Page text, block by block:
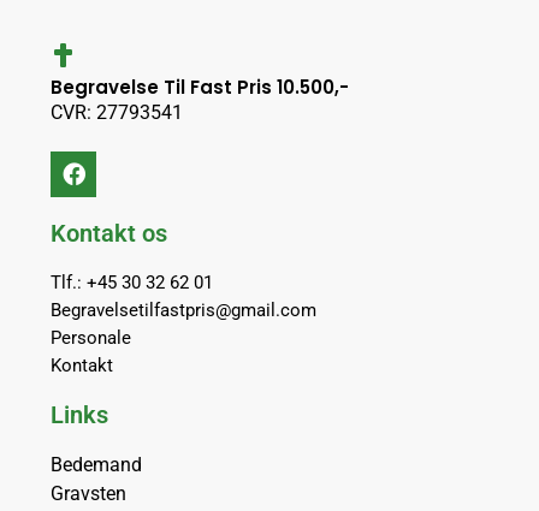
Begravelse Til Fast Pris 10.500,-
CVR: 27793541
Kontakt os
Tlf.: +45 30 32 62 01
Begravelsetilfastpris@gmail.com
Personale
Kontakt
Links
Bedemand
Gravsten